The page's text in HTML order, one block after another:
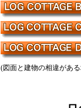
(図面と建物の相違があ